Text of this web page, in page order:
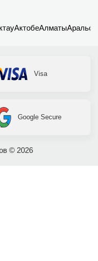
АктобеАлматыАральск
© 2026
Visa
Google Secure